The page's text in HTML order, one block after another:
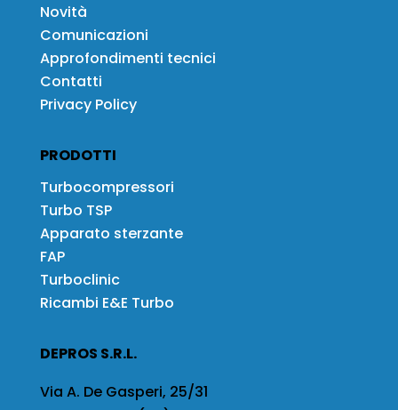
Novità
Comunicazioni
Approfondimenti tecnici
Contatti
Privacy Policy
PRODOTTI
Turbocompressori
Turbo TSP
Apparato sterzante
FAP
Turboclinic
Ricambi E&E Turbo
DEPROS S.R.L.
Via A. De Gasperi, 25/31